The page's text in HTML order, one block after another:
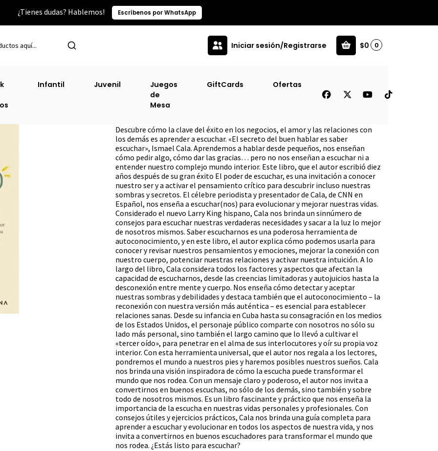
¿Tienes dudas? Hablemos! Escríbenos por WhatsApp
Iniciar sesión/Registrarse $0 0
Infantil Juvenil
Juegos
de
Mesa
GiftCards Ofertas
El Arte De Escuchar(te) [ Aut ] ( Diana )
Descubre cómo la clave del éxito en los negocios, el amor y las relaciones con
los demás es aprender a escuchar. «El secreto del buen hablar es saber
escuchar», Ismael Cala. Aprendemos a hablar desde pequeños, nos enseñan
cómo pedir algo, cómo dar las gracias… pero no nos enseñan a escuchar ni a
entender nuestro complejo mundo interior. Este libro, que el autor escribió diez
años después de su gran éxito El poder de escuchar, es una invitación a conocer
nuestro ser y a activar el pensamiento crítico para descubrir incluso nuestras
sombras y secretos. El célebre periodista y presentador de Cala, de CNN en
Español, nos enseña a escuchar(nos) para evolucionar y mejorar nuestras vidas.
Considerado el nuevo Larry King hispano, Cala nos brinda un sinnúmero de
consejos para escuchar nuestras verdaderas necesidades y sacar a la luz lo mejor
de nosotros mismos. Saber escucharnos es una poderosa herramienta de
autoconocimiento, y en este libro, el autor explica cómo podemos usarla para
conocer y revisar nuestros pensamientos y emociones, mejorar la conexión con
nuestro cuerpo, potenciar nuestras relaciones y activar nuestra intuición. A lo
largo del libro, Cala considera todos los factores y aspectos que afectan la
capacidad de escucharnos, desde las creencias limitadoras y autojuicios hasta la
desconexión entre mente y cuerpo. Nos enseña cómo detectar y aceptar
nuestras sombras y debilidades y destaca también que el autoconocimiento – la
reconexión con nuestra versión más auténtica – es esencial para establecer
relaciones sanas. Desde su infancia en Cuba hasta su consagración en los medios
de los Estados Unidos, el personaje público comparte con nosotros no sólo su
lado más personal, sino también el largo camino que lo llevó a cultivar el
«tercer oído», para penetrar en el alma de sus interlocutores y oír su propia voz
interior. Con esta herramienta universal, que el autor nos regala a los lectores,
pondremos el mundo a nuestros pies y haremos posibles nuestros sueños. Cala
nos brinda una visión inspiradora de cómo la escucha puede transformar el
mundo que nos rodea. Con un mensaje claro y poderoso, el autor nos invita a
convertirnos en buenos escuchas, no sólo de los demás, sino también y sobre
todo de nosotros mismos. Es un libro fascinante y práctico que nos enseña la
importancia de la escucha en nuestras vidas personales y profesionales. Con
consejos útiles y ejercicios prácticos, Cala nos brinda una guía completa para
aprender a escuchar y evolucionar en todos los aspectos de nuestra vida, y nos
invita a convertirnos en buenos escuchadores para transformar el mundo que
nos rodea. ¿Estás listo para escuchar?